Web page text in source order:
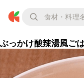
ぶっかけ酸辣湯風ご